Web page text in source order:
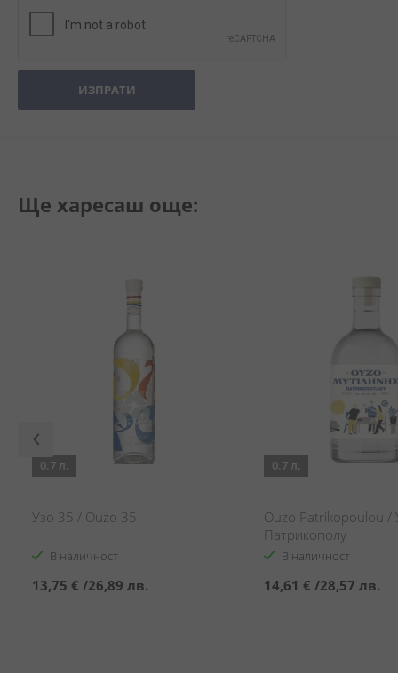
ИЗПРАТИ
Ще харесаш още:
0.7 л.
Узо 35 / Ouzo 35
В наличност
13,75 € /26,89 лв.
0.7 л.
Ouzo Patrikopoulou /
Патрикополу
В наличност
14,61 € /28,57 лв.